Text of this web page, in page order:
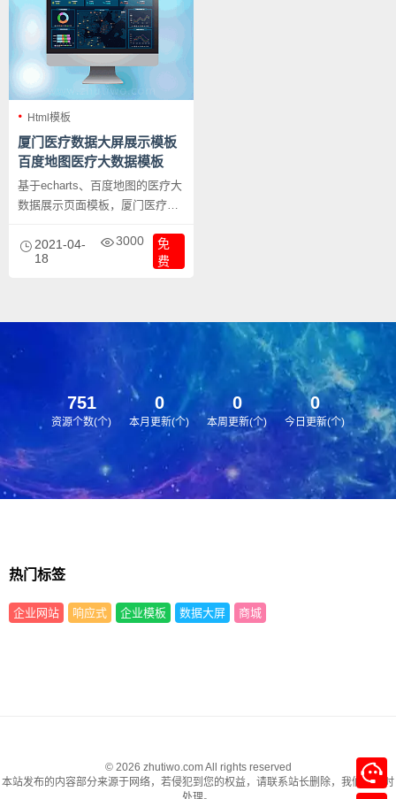
Html模板
厦门医疗数据大屏展示模板
百度地图医疗大数据模板
基于echarts、百度地图的医疗大
数据展示页面模板，厦门医疗数
数据模板。
2021-04-
18
3000
免
费
751
资源个数(个)
0
本月更新(个)
0
本周更新(个)
0
今日更新(个)
热门标签
企业网站 响应式 企业模板 数据大屏 商城
© 2026 zhutiwo.com All rights reserved
本站发布的内容部分来源于网络，若侵犯到您的权益，请联系站长删除，我们将及时